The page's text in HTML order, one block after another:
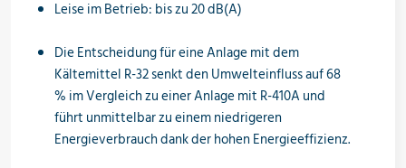
Neu im Sortiment
Leise im Betrieb: bis zu 20 dB(A)
Die Entscheidung für eine Anlage mit dem
Kältemittel R-32 senkt den Umwelteinfluss auf 68
% im Vergleich zu einer Anlage mit R-410A und
führt unmittelbar zu einem niedrigeren
Energieverbrauch dank der hohen Energieeffizienz.